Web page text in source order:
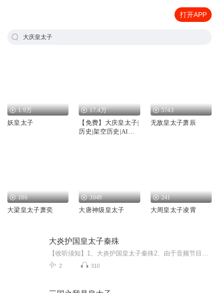
打开APP
大庆皇太子
1.9万
妖皇太子
17.4万
【免费】大庆皇太子|
历史|架空历史|AI多
5743
无敌皇太子萧辰
186
大梁皇太子萧奕
3049
大唐神级皇太子
241
大周皇太子凌霄
大炎护国皇太子秦殊
2 310